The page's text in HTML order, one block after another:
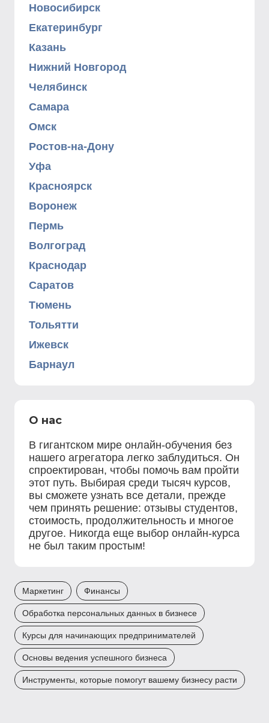
Новосибирск
Екатеринбург
Казань
Нижний Новгород
Челябинск
Самара
Омск
Ростов-на-Дону
Уфа
Красноярск
Воронеж
Пермь
Волгоград
Краснодар
Саратов
Тюмень
Тольятти
Ижевск
Барнаул
О нас
В гигантском мире онлайн-обучения без
нашего агрегатора легко заблудиться. Он
спроектирован, чтобы помочь вам пройти
этот путь. Выбирая среди тысяч курсов,
вы сможете узнать все детали, прежде
чем принять решение: отзывы студентов,
стоимость, продолжительность и многое
другое. Никогда еще выбор онлайн-курса
не был таким простым!
Маркетинг Финансы
Обработка персональных данных в бизнесе
Курсы для начинающих предпринимателей
Основы ведения успешного бизнеса
Инструменты, которые помогут вашему бизнесу расти